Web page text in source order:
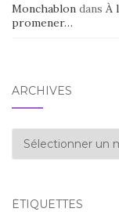
Monchablon dans À
promener…
ARCHIVES
Archives
ÉTIQUETTES